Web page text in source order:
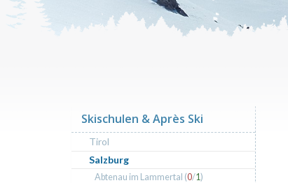
Skischulen & Après Ski
Tirol
Salzburg
Abtenau im Lammertal (0/1)